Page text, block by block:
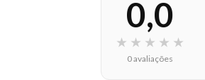
0,0
★ ★ ★ ★ ★
0 avaliações